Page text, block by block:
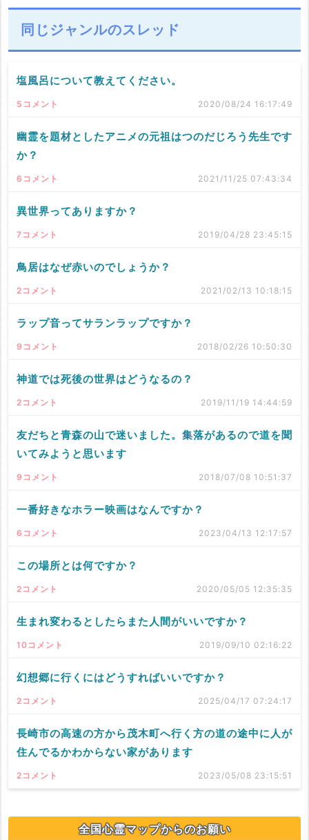
同じジャンルのスレッド
塩風呂について教えてください。
5コメント 2020/08/24 16:17:49
幽霊を題材としたアニメの元祖はつのだじろう先生です
か？
6コメント 2021/11/25 07:43:34
異世界ってありますか？
7コメント 2019/04/28 23:45:15
鳥居はなぜ赤いのでしょうか？
2コメント 2021/02/13 10:18:15
ラップ音ってサランラップですか？
9コメント 2018/02/26 10:50:30
神道では死後の世界はどうなるの？
2コメント 2019/11/19 14:44:59
友だちと青森の山で迷いました。集落があるので道を聞
いてみようと思います
9コメント 2018/07/08 10:51:37
一番好きなホラー映画はなんですか？
6コメント 2023/04/13 12:17:57
この場所とは何ですか？
2コメント 2020/05/05 12:35:35
生まれ変わるとしたらまた人間がいいですか？
10コメント 2019/09/10 02:16:22
幻想郷に行くにはどうすればいいですか？
2コメント 2025/04/17 07:24:17
長崎市の高速の方から茂木町へ行く方の道の途中に人が
住んでるかわからない家があります
2コメント 2023/05/08 23:15:51
全国心霊マップからのお願い